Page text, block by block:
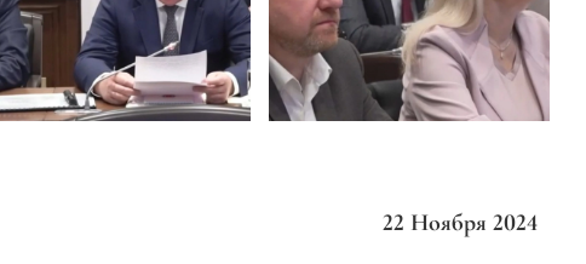
22 Ноября 2024